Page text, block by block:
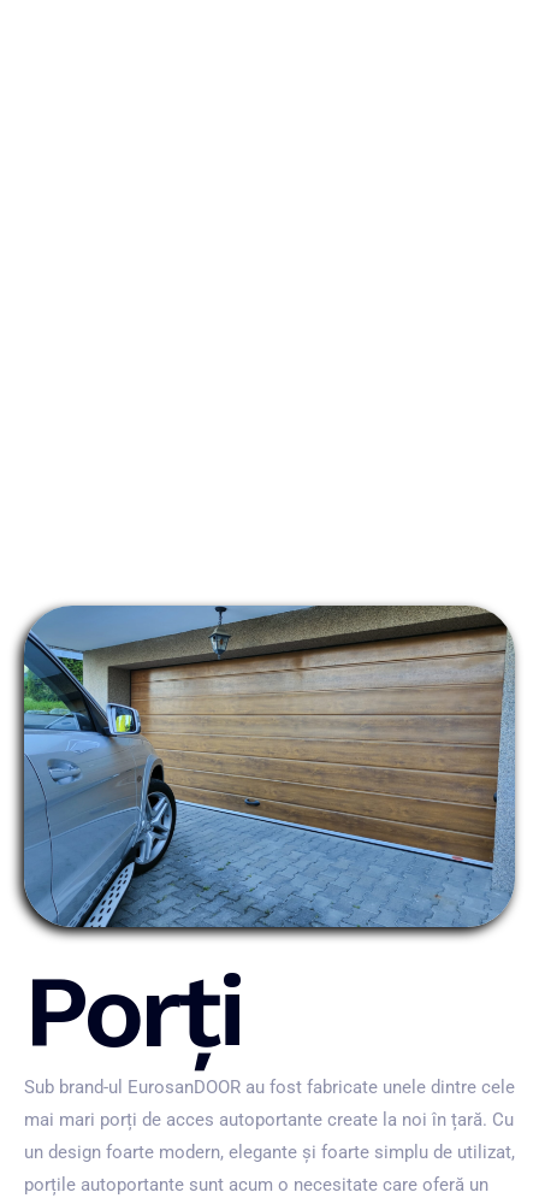
Porți
Sub brand-ul EurosanDOOR au fost fabricate unele dintre cele
mai mari porți de acces autoportante create la noi în țară. Cu
un design foarte modern, elegante și foarte simplu de utilizat,
porțile autoportante sunt acum o necesitate care oferă un